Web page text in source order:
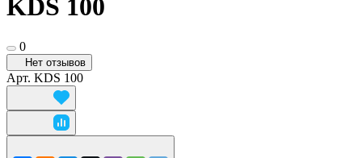
KDS 100
0
Нет отзывов
Арт. KDS 100